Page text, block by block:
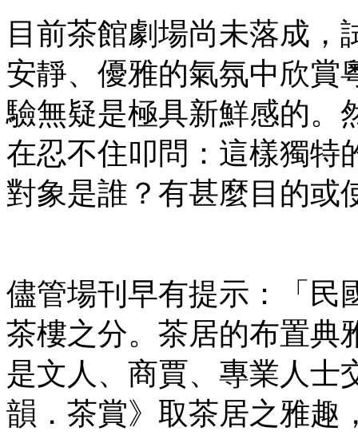
目前茶館劇場尚未落成
安靜、優雅的氣氛中欣賞
驗無疑是極具新鮮感的。
在忍不住叩問：這樣獨特
對象是誰？有甚麼目的或
儘管場刊早有提示：「民
茶樓之分。茶居的布置典
是文人、商賈、專業人士
韻．茶賞》取茶居之雅趣